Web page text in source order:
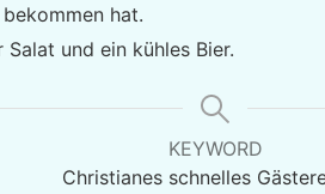
hat.
und ein kühles Bier.
KEYWORD
Christianes schnelles